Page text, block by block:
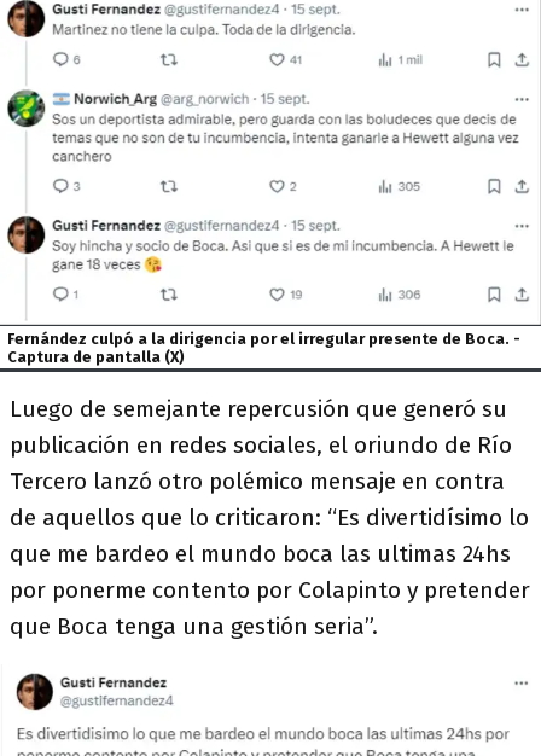
Fernández culpó a la dirigencia por el irregular presente de Boca. -
Captura de pantalla (X)
Luego de semejante repercusión que generó su
publicación en redes sociales, el oriundo de Río
Tercero lanzó otro polémico mensaje en contra
de aquellos que lo criticaron: “Es divertidísimo lo
que me bardeo el mundo boca las ultimas 24hs
por ponerme contento por Colapinto y pretender
que Boca tenga una gestión seria”.